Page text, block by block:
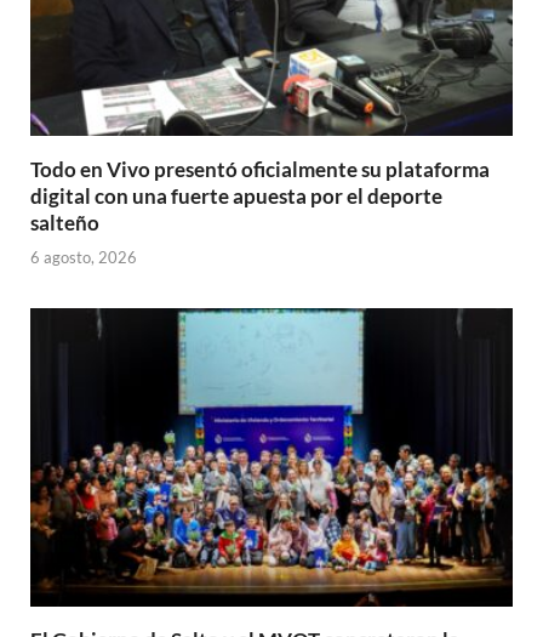
Todo en Vivo presentó oficialmente su plataforma
digital con una fuerte apuesta por el deporte
salteño
6 agosto, 2026